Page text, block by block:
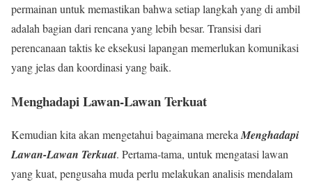
permainan untuk memastikan bahwa setiap langkah yang di ambil
adalah bagian dari rencana yang lebih besar. Transisi dari
perencanaan taktis ke eksekusi lapangan memerlukan komunikasi
yang jelas dan koordinasi yang baik.
Menghadapi Lawan-Lawan Terkuat
Kemudian kita akan mengetahui bagaimana merekaMenghadapi
Lawan-Lawan Terkuat. Pertama-tama, untuk mengatasi lawan
yang kuat, pengusaha muda perlu melakukan analisis mendalam